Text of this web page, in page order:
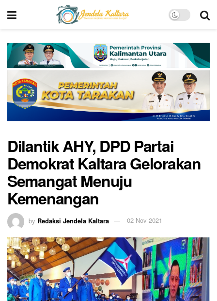
Dilantik AHY, DPD Partai
Demokrat Kaltara Gelorakan
Semangat Menuju
Kemenangan
by Redaksi Jendela Kaltara 02 Nov 2021